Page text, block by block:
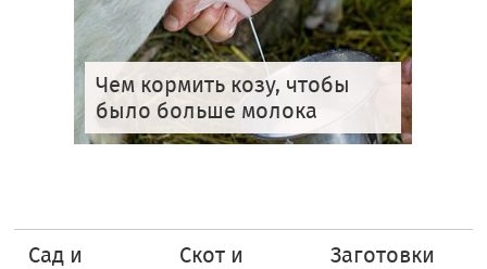
Чем кормить козу, чтобы
было больше молока
Сад и
Скот и
Заготовки